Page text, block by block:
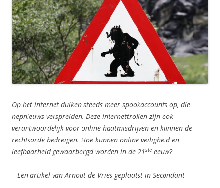
Op het internet duiken steeds meer spookaccounts op, die
nepnieuws verspreiden. Deze internettrollen zijn ook
verantwoordelijk voor online haatmisdrijven en kunnen de
rechtsorde bedreigen. Hoe kunnen online veiligheid en
leefbaarheid gewaarborgd worden in de 21ste eeuw?
– Een artikel van Arnout de Vries geplaatst in Secondant